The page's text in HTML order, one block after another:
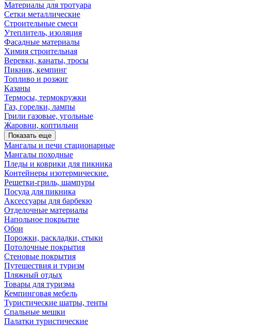
Материалы для тротуара
Сетки металлические
Строительные смеси
Утеплитель, изоляция
Фасадные материалы
Химия строительная
Веревки, канаты, тросы
Пикник, кемпинг
Топливо и розжиг
Казаны
Термосы, термокружки
Газ, горелки, лампы
Грили газовые, угольные
Жаровни, коптильни
Показать еще
Мангалы и печи стационарные
Мангалы походные
Пледы и коврики для пикника
Контейнеры изотермические.
Решетки-гриль, шампуры
Посуда для пикника
Аксессуары для барбекю
Отделочные материалы
Напольное покрытие
Обои
Порожки, раскладки, стыки
Потолочные покрытия
Стеновые покрытия
Путешествия и туризм
Пляжный отдых
Товары для туризма
Кемпинговая мебель
Туристические шатры, тенты
Спальные мешки
Палатки туристические